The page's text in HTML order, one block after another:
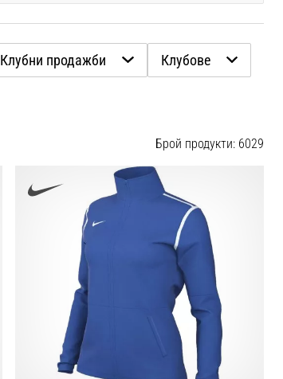
Клубни продажби
Клубове
Брой продукти: 6029